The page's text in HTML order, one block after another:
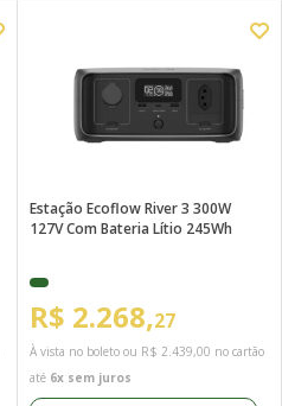
Estação Ecoflow River 3 300W
127V Com Bateria Lítio 245Wh
R$ 2.268,27
À vista no boleto ou R$ 2.439,00 no cartão
até 6x sem juros